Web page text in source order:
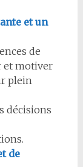
et un
de
et motiver
plein
décisions
de